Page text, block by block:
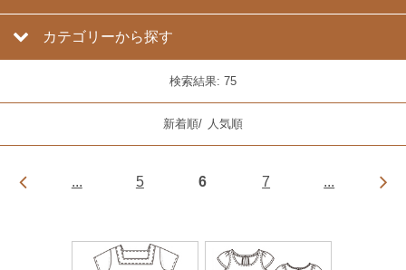
カテゴリーから探す
検索結果: 75
新着順/ 人気順
... 5 6 7 ...